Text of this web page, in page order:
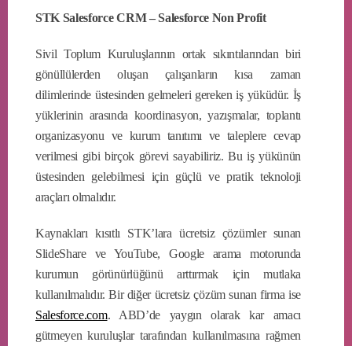
STK Salesforce CRM – Salesforce Non Profit
Sivil Toplum Kuruluşlarının ortak sıkıntılarından biri
gönüllülerden oluşan çalışanların kısa zaman
dilimlerinde üstesinden gelmeleri gereken iş yüküdür. İş
yüklerinin arasında koordinasyon, yazışmalar, toplantı
organizasyonu ve kurum tanıtımı ve taleplere cevap
verilmesi gibi birçok görevi sayabiliriz. Bu iş yükünün
üstesinden gelebilmesi için güçlü ve pratik teknoloji
araçları olmalıdır.
Kaynakları kısıtlı STK’lara ücretsiz çözümler sunan
SlideShare ve YouTube, Google arama motorunda
kurumun görünürlüğünü arttırmak için mutlaka
kullanılmalıdır. Bir diğer ücretsiz çözüm sunan firma ise
Salesforce.com. ABD’de yaygın olarak kar amacı
gütmeyen kuruluşlar tarafından kullanılmasına rağmen